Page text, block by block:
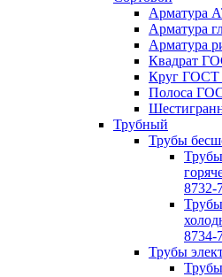
Арматура
Арматура
Арматура
Квадрат
Круг ГОСТ
Полоса
Трубный
Трубы
8732-
8734-
Трубы